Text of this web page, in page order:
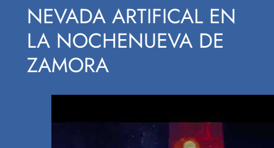
NEVADA ARTIFICAL EN
LA NOCHENUEVA DE
ZAMORA